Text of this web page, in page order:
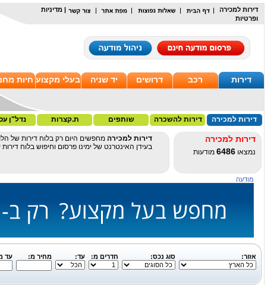
דירות למכירה
מדיניות
ופרטיות
דירות רכב דרושים יד שניה בעלי מקצוע חיות
דירות למכירה דירות להשכרה שותפים ת.קצרות נדל"ן
דירות למכירה
נמצאו 6486 מודעות
דירות למכירה מחפשים היום רק בלוח דירות של
בעידן האינטרנט של ימינו פרסום וחיפוש בלוח
מודעה
אזור: סוג נכס: חדרים מ: עד: מחיר מ: עד